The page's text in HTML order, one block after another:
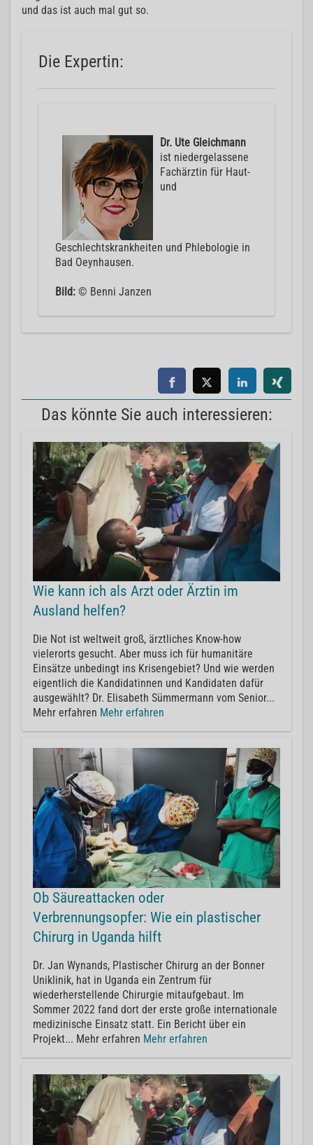
und das ist auch mal gut so.
Die Expertin:
Dr. Ute Gleichmann
ist niedergelassene
Fachärztin für Haut-
und
Geschlechtskrankheiten und Phlebologie in
Bad Oeynhausen.
Bild: © Benni Janzen
Das könnte Sie auch interessieren:
Wie kann ich als Arzt oder Ärztin im
Ausland helfen?
Die Not ist weltweit groß, ärztliches Know-how
vielerorts gesucht. Aber muss ich für humanitäre
Einsätze unbedingt ins Krisengebiet? Und wie werden
eigentlich die Kandidatinnen und Kandidaten dafür
ausgewählt? Dr. Elisabeth Sümmermann vom Senior...
Mehr erfahren Mehr erfahren
Ob Säureattacken oder
Verbrennungsopfer: Wie ein plastischer
Chirurg in Uganda hilft
Dr. Jan Wynands, Plastischer Chirurg an der Bonner
Uniklinik, hat in Uganda ein Zentrum für
wiederherstellende Chirurgie mitaufgebaut. Im
Sommer 2022 fand dort der erste große internationale
medizinische Einsatz statt. Ein Bericht über ein
Projekt... Mehr erfahren Mehr erfahren